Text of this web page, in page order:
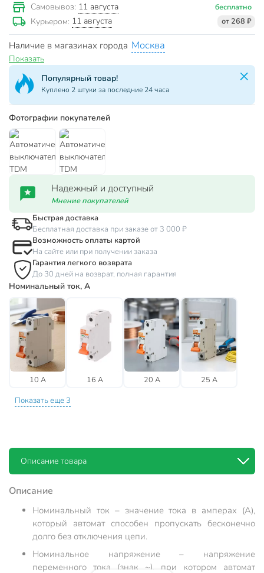
Самовывоз: 11 августа бесплатно
Курьером: 11 августа от 268 ₽
Наличие в магазинах города Москва
Показать
Популярный товар!
Куплено 2 штуки за последние 24 часа
Фотографии покупателей
Надежный и доступный
Мнение покупателей
Быстрая доставка
Бесплатная доставка при заказе от 3 000 ₽
Возможность оплаты картой
На сайте или при получении заказа
Гарантия легкого возврата
До 30 дней на возврат, полная гарантия
Номинальный ток, А
10 А 16 А 20 А 25 А
Показать еще 3
Описание товара
Описание
Номинальный ток – значение тока в амперах (А),
который автомат способен пропускать бесконечно
долго без отключения цепи.
Номинальное напряжение – напряжение
переменного тока (знак ~), при котором автомат